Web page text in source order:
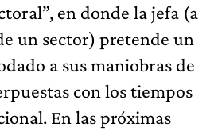
en donde la jefa (a
un sector) pretende un
a sus maniobras de
con los tiempos
En las próximas